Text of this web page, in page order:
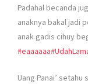
Padahal becanda
anaknya bakal jadi
anak gadis cihuy
#eaaaaaa#
Uang Panai’